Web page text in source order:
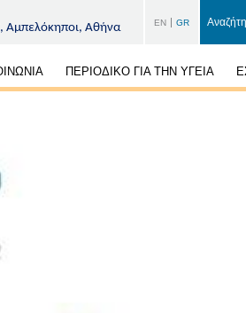
Αμπελόκηποι, Αθήνα EN GR
ΠΕΡΙΟΔΙΚΟ ΓΙΑ ΤΗΝ ΥΓΕΙΑ